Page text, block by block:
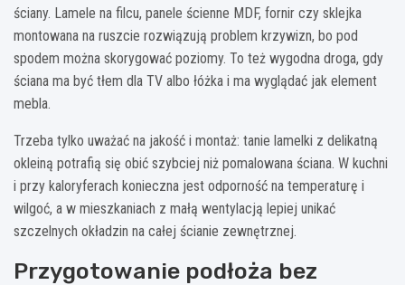
ściany. Lamele na filcu, panele ścienne MDF, fornir czy sklejka
montowana na ruszcie rozwiązują problem krzywizn, bo pod
spodem można skorygować poziomy. To też wygodna droga, gdy
ściana ma być tłem dla TV albo łóżka i ma wyglądać jak element
mebla.
Trzeba tylko uważać na jakość i montaż: tanie lamelki z delikatną
okleiną potrafią się obić szybciej niż pomalowana ściana. W kuchni
i przy kaloryferach konieczna jest odporność na temperaturę i
wilgoć, a w mieszkaniach z małą wentylacją lepiej unikać
szczelnych okładzin na całej ścianie zewnętrznej.
Przygotowanie podłoża bez